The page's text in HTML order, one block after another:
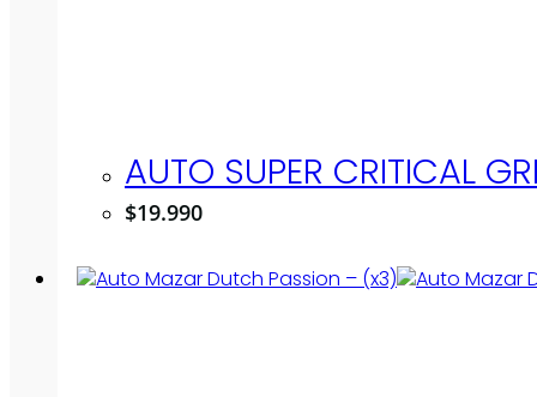
AUTO SUPER CRITICAL
$19.990